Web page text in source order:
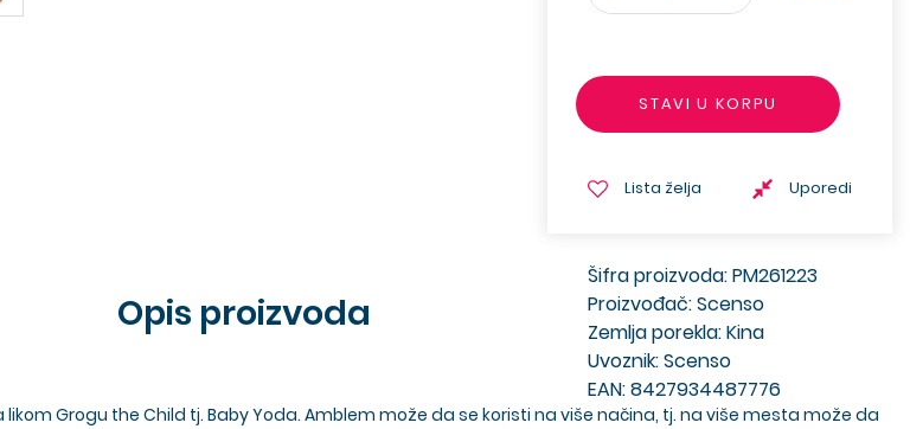
STAVI U KORPU
Lista želja Uporedi
Šifra proizvoda: PM261223
Proizvođač: Scenso
Zemlja porekla: Kina
Uvoznik: Scenso
EAN: 8427934487776
Opis proizvoda
Grogu the Child tj. Baby Yoda. Amblem može da se koristi na više načina, tj. na više mesta može da